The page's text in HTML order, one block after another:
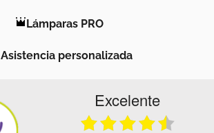
Lámparas PRO
Asistencia personalizada
Excelente